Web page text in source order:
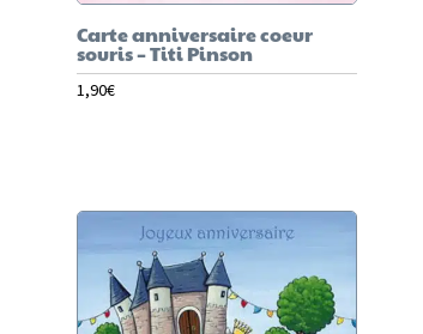
Carte anniversaire coeur
souris – Titi Pinson
1,90€